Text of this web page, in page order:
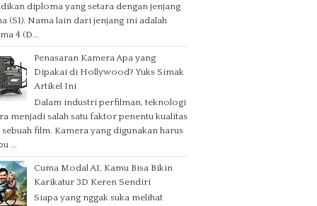
diploma yang setara dengan jenjang
(S1). Nama lain dari jenjang ini adalah
4 (D...
Penasaran Kamera Apa yang
Dipakai di Hollywood? Yuks Simak
Artikel Ini
Dalam industri perfilman, teknologi
menjadi salah satu faktor penentu kualitas
sebuah film. Kamera yang digunakan harus
...
Cuma Modal AI, Kamu Bisa Bikin
Karikatur 3D Keren Sendiri
Siapa yang nggak suka melihat